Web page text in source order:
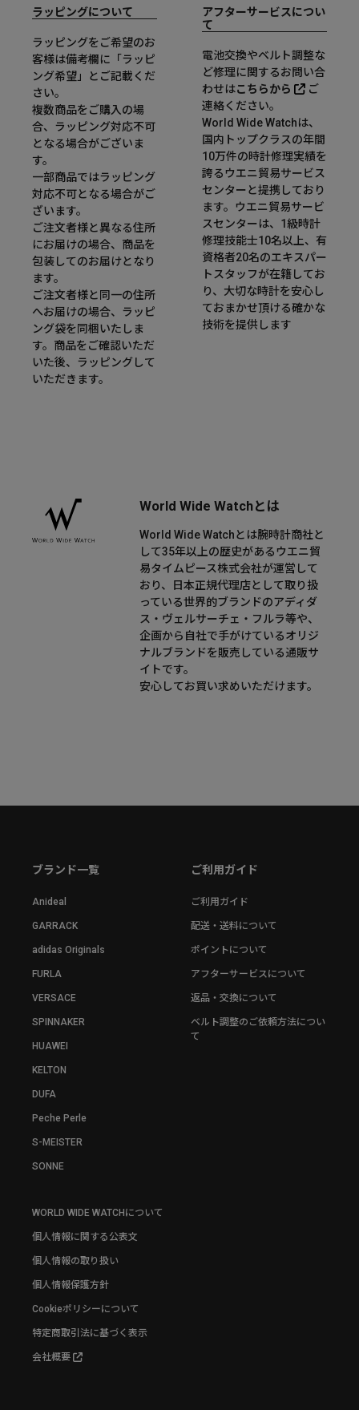
ラッピングについて
ラッピングをご希望のお
客様は備考欄に「ラッピ
ング希望」とご記載くだ
さい。
複数商品をご購入の場
合、ラッピング対応不可
となる場合がございま
す。
一部商品ではラッピング
対応不可となる場合がご
ざいます。
ご注文者様と異なる住所
にお届けの場合、商品を
包装してのお届けとなり
ます。
ご注文者様と同一の住所
へお届けの場合、ラッピ
ング袋を同梱いたしま
す。商品をご確認いただ
いた後、ラッピングして
いただきます。
アフターサービスについ
て
電池交換やベルト調整な
ど修理に関するお問い合
わせはこちらから
ご
連絡ください。
World Wide Watchは、
国内トップクラスの年間
10万件の時計修理実績を
誇るウエニ貿易サービス
センターと提携しており
ます。ウエニ貿易サービ
スセンターは、1級時計
修理技能士10名以上、有
資格者20名のエキスパー
トスタッフが在籍してお
り、大切な時計を安心し
ておまかせ頂ける確かな
技術を提供します
World Wide Watchとは
World Wide Watchとは腕時計商社と
して35年以上の歴史があるウエニ貿
易タイムピース株式会社が運営して
おり、日本正規代理店として取り扱
っている世界的ブランドのアディダ
ス・ヴェルサーチェ・フルラ等や、
企画から自社で手がけているオリジ
ナルブランドを販売している通販サ
イトです。
安心してお買い求めいただけます。
ブランド一覧
Anideal
GARRACK
adidas Originals
FURLA
VERSACE
SPINNAKER
HUAWEI
KELTON
DUFA
Peche Perle
S-MEISTER
SONNE
ご利用ガイド
ご利用ガイド
配送・送料について
ポイントについて
アフターサービスについて
返品・交換について
ベルト調整のご依頼方法につい
て
WORLD WIDE WATCHについて
個人情報に関する公表文
個人情報の取り扱い
個人情報保護方針
Cookieポリシーについて
特定商取引法に基づく表示
会社概要